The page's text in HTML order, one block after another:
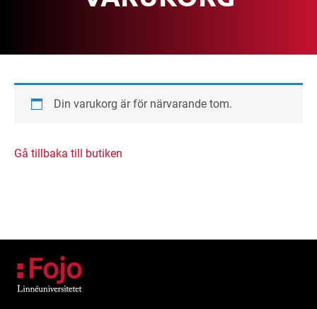
Din varukorg är för närvarande tom.
Gå tillbaka till butiken